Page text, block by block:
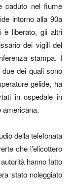
caduto nel fiume
intorno alla 90a
è liberato, gli altri
dei vigili del
stampa. I
dei quali sono
gelide, ha
in ospedale in
americana.
della telefonata
che l’elicottero
hanno fatto
stato noleggiato